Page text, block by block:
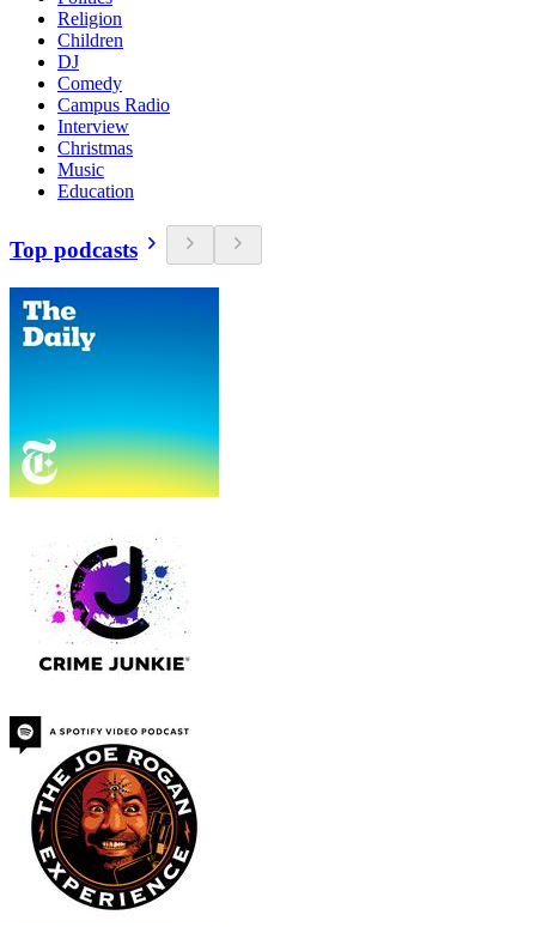
Religion
Children
DJ
Comedy
Campus Radio
Interview
Christmas
Music
Education
Top podcasts